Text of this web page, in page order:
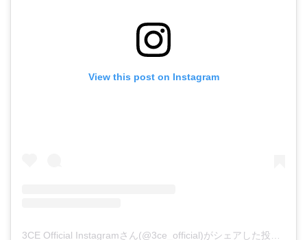
View this post on Instagram